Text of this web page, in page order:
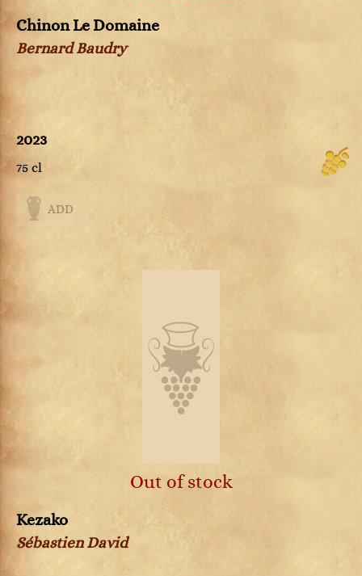
Chinon Le Domaine
Bernard Baudry
2023
75 cl
ADD
Out of stock
Kezako
Sébastien David